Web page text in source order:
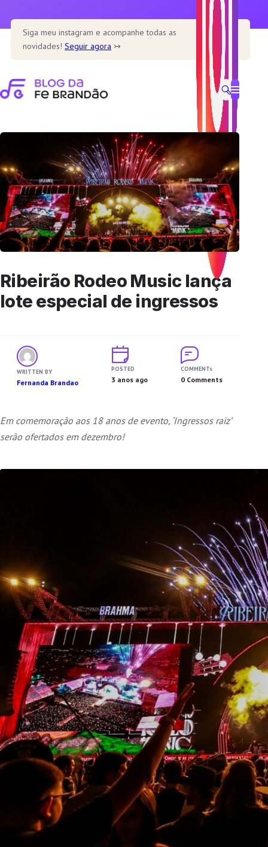
para
Siga meu instagram e acompanhe todas as
novidades!Seguir agora ↣
Ribeirão Rodeo Music lança
lote especial de ingressos
WRITTEN BY
Fernanda Brandao
POSTED
3 anos ago
COMMENTs
0 Comments
Em comemoração aos 18 anos de evento, ‘Ingressos raiz’
serão ofertados em dezembro!